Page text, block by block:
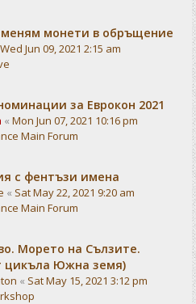
монети в обръщение
Wed Jun 09, 2021 2:15 am
за Еврокон 2021
« Mon Jun 07, 2021 10:16 pm
Main Forum
с фентъзи имена
« Sat May 22, 2021 9:20 am
Main Forum
Морето на Сълзите.
цикъла Южна земя)
« Sat May 15, 2021 3:12 pm